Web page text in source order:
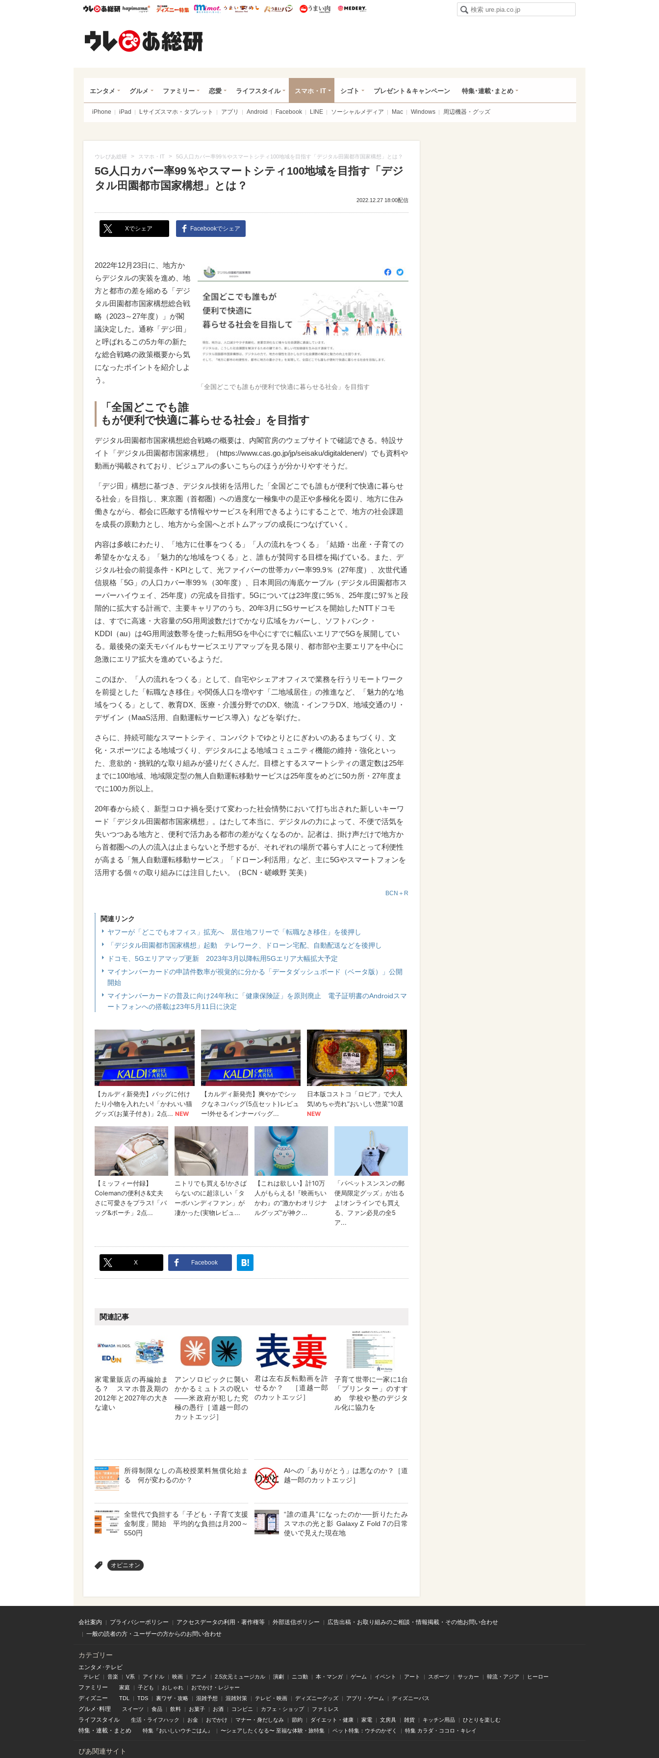
ウレぴあ総研ハピママ* ウレぴあ総研 ディズニー特集
mimot. うまいめし うまいパン うまい肉
エンタメ グルメ ファミリー 恋愛 ライフスタイル スマホ・IT シゴト プレゼント＆キャンペーン 特集･連載･まとめ
iPhone iPad Lサイズスマホ・タブレット アプリ Android Facebook LINE ソーシャルメディア Mac Windows 周辺機器・グッズ
ウレぴあ総研 > スマホ・IT > 5G人口カバー率99％やスマートシティ100地域を目指す「デジタル田園都市国家構想」とは？
5G人口カバー率99％やスマートシティ100地域を目指す「デジ
タル田園都市国家構想」とは？
2022.12.27 18:00配信
Xでシェア Facebookでシェア
「全国どこでも誰もが便利で快適に暮らせる社会」を目指す
2022年12月23日に、地方か
らデジタルの実装を進め、地
方と都市の差を縮める「デジ
タル田園都市国家構想総合戦
略（2023～27年度）」が閣
議決定した。通称「デジ田」
と呼ばれるこの5カ年の新た
な総合戦略の政策概要から気
になったポイントを紹介しよ
う。
「全国どこでも誰
もが便利で快適に暮らせる社会」を目指す
デジタル田園都市国家構想総合戦略の概要は、内閣官房のウェブサイトで確認できる。特設サ
イト「デジタル田園都市国家構想」（https://www.cas.go.jp/jp/seisaku/digitaldenen/）でも資料や
動画が掲載されており、ビジュアルの多いこちらのほうが分かりやすそうだ。
「デジ田」構想に基づき、デジタル技術を活用した「全国どこでも誰もが便利で快適に暮らせ
る社会」を目指し、東京圏（首都圏）への過度な一極集中の是正や多極化を図り、地方に住み
働きながら、都会に匹敵する情報やサービスを利用できるようにすることで、地方の社会課題
を成長の原動力とし、地方から全国へとボトムアップの成長につなげていく。
内容は多岐にわたり、「地方に仕事をつくる」「人の流れをつくる」「結婚・出産・子育ての
希望をかなえる」「魅力的な地域をつくる」と、誰もが賛同する目標を掲げている。また、デ
ジタル社会の前提条件・KPIとして、光ファイバーの世帯カバー率99.9％（27年度）、次世代通
信規格「5G」の人口カバー率99％（30年度）、日本周回の海底ケーブル（デジタル田園都市ス
ーパーハイウェイ、25年度）の完成を目指す。5Gについては23年度に95％、25年度に97％と段
階的に拡大する計画で、主要キャリアのうち、20年3月に5Gサービスを開始したNTTドコモ
は、すでに高速・大容量の5G用周波数だけでかなり広域をカバーし、ソフトバンク・
KDDI（au）は4G用周波数帯を使った転用5Gを中心にすでに幅広いエリアで5Gを展開してい
る。最後発の楽天モバイルもサービスエリアマップを見る限り、都市部や主要エリアを中心に
急激にエリア拡大を進めているようだ。
このほか、「人の流れをつくる」として、自宅やシェアオフィスで業務を行うリモートワーク
を前提とした「転職なき移住」や関係人口を増やす「二地域居住」の推進など、「魅力的な地
域をつくる」として、教育DX、医療・介護分野でのDX、物流・インフラDX、地域交通のリ・
デザイン（MaaS活用、自動運転サービス導入）などを挙げた。
さらに、持続可能なスマートシティ、コンパクトでゆとりとにぎわいのあるまちづくり、文
化・スポーツによる地域づくり、デジタルによる地域コミュニティ機能の維持・強化といっ
た、意欲的・挑戦的な取り組みが盛りだくさんだ。目標とするスマートシティの選定数は25年
までに100地域、地域限定型の無人自動運転移動サービスは25年度をめどに50カ所・27年度ま
でに100カ所以上。
20年春から続く、新型コロナ禍を受けて変わった社会情勢において打ち出された新しいキーワ
ード「デジタル田園都市国家構想」。はたして本当に、デジタルの力によって、不便で活気を
失いつつある地方と、便利で活力ある都市の差がなくなるのか。記者は、掛け声だけで地方か
ら首都圏への人の流入は止まらないと予想するが、それぞれの場所で暮らす人にとって利便性
が高まる「無人自動運転移動サービス」「ドローン利活用」など、主に5Gやスマートフォンを
活用する個々の取り組みには注目したい。（BCN・嵯峨野 芙美）
BCN＋R
関連リンク
ヤフーが「どこでもオフィス」拡充へ 居住地フリーで「転職なき移住」を後押し
「デジタル田園都市国家構想」起動 テレワーク、ドローン宅配、自動配送などを後押し
ドコモ、5Gエリアマップ更新 2023年3月以降転用5Gエリア大幅拡大予定
マイナンバーカードの申請件数率が視覚的に分かる「データダッシュボード（ベータ版）」公開
開始
マイナンバーカードの普及に向け24年秋に「健康保険証」を原則廃止 電子証明書のAndroidスマ
ートフォンへの搭載は23年5月11日に決定
X Facebook
関連記事
家電量販店の再編始ま
る？ スマホ普及期の
2012年と2027年の大き
な違い
アンソロピックに襲い
かかるミュトスの呪い
――米政府が犯した究
極の愚行［道越一郎の
カットエッジ］
君は左右反転動画を許
せるか？ ［道越一郎
のカットエッジ］
子育て世帯に一家に1台
「プリンター」のすす
め 学校や塾のデジタ
ル化に協力を
所得制限なしの高校授業料無償化始ま
る 何が変わるのか？
AIへの「ありがとう」は悪なのか？［道
越一郎のカットエッジ］
全世代で負担する「子ども・子育て支援
金制度」開始 平均的な負担は月200～
550円
“誰の道具”になったのか──折りたたみ
スマホの光と影 Galaxy Z Fold 7の日常
使いで見えた現在地
オピニオン
会社案内 プライバシーポリシー アクセスデータの利用・著作権等 外部送信ポリシー
広告出稿・お取り組みのご相談・情報掲載・その他お問い合わせ
一般の読者の方・ユーザーの方からのお問い合わせ
カテゴリー
エンタメ･テレビ
テレビ 音楽 V系 アイドル 映画 アニメ 2.5次元ミュージカル 演劇 ニコ動 本・マンガ ゲーム イベント アート スポーツ サッカー 韓流・アジア ヒーロー
ファミリー 家庭 子ども おしゃれ おでかけ・レジャー
ディズニー TDL TDS 裏ワザ・攻略 混雑予想 混雑対策 テレビ・映画 ディズニーグッズ アプリ・ゲーム ディズニーパス
グルメ･料理 スイーツ 食品 飲料 お菓子 お酒 コンビニ カフェ・ショップ ファミレス
ライフスタイル 生活・ライフハック お金 おでかけ マナー・身だしなみ 節約 ダイエット・健康 家電 文房具 雑貨 キッチン用品 ひとりを楽しむ
特集 ・ 連載 ・ まとめ 特集『おいしいウチごはん』 〜シェアしたくなる〜 至福な体験・旅特集 ペット特集：ウチのかぞく 特集 カラダ・ココロ・キレイ
ぴあ関連サイト